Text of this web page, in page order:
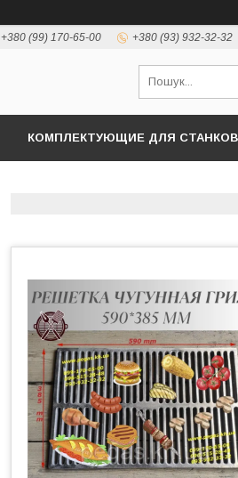
+380 (99) 170-65-00 +380 (93) 932-32-32
КОМПЛЕКТУЮЩИЕ ДЛЯ